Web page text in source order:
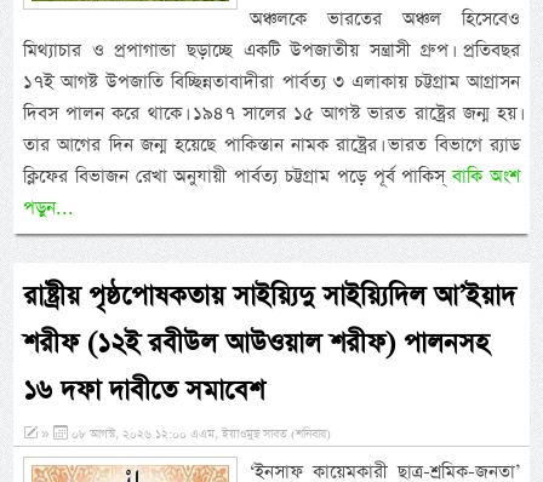
অঞ্চলকে ভারতের অঞ্চল হিসেবেও
মিথ্যাচার ও প্রপাগান্ডা ছড়াচ্ছে একটি উপজাতীয় সন্ত্রাসী গ্রুপ। প্রতিবছর
১৭ই আগষ্ট উপজাতি বিচ্ছিন্নতাবাদীরা পার্বত্য ৩ এলাকায় চট্টগ্রাম আগ্রাসন
দিবস পালন করে থাকে। ১৯৪৭ সালের ১৫ আগস্ট ভারত রাষ্ট্রের জন্ম হয়।
তার আগের দিন জন্ম হয়েছে পাকিস্তান নামক রাষ্ট্রের। ভারত বিভাগে র‌্যাড
ক্লিফের বিভাজন রেখা অনুযায়ী পার্বত্য চট্টগ্রাম পড়ে পূর্ব পাকিস্বাকি অংশ
পড়ুন...
রাষ্ট্রীয় পৃষ্ঠপোষকতায় সাইয়্যিদু সাইয়্যিদিল আ’ইয়াদ
শরীফ (১২ই রবীউল আউওয়াল শরীফ) পালনসহ
১৬ দফা দাবীতে সমাবেশ
» ০৮ আগস্ট, ২০২৬ ১২:০০ এএম, ইয়াওমুছ সাবত (শনিবার)
‘ইনসাফ কায়েমকারী ছাত্র-শ্রমিক-জনতা’